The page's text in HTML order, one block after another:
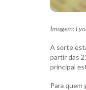
Imagem:
A sorte
partir das
principal
Para quem